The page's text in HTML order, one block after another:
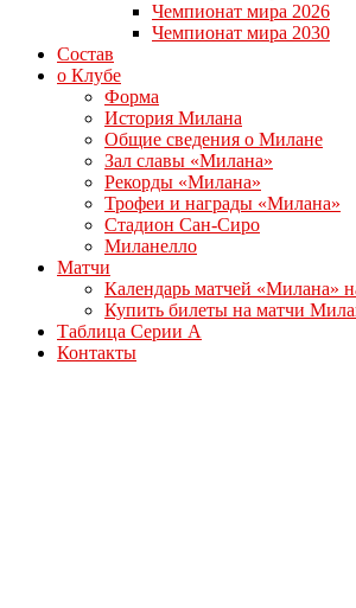
Чемпионат мира 2026
Чемпионат мира 2030
Состав
о Клубе
Форма
История Милана
Общие сведения о Милане
Зал славы «Милана»
Рекорды «Милана»
Трофеи и награды «Милана»
Стадион Сан-Сиро
Миланелло
Матчи
Календарь матчей «Милана»
Купить билеты на матчи
Таблица Серии А
Контакты